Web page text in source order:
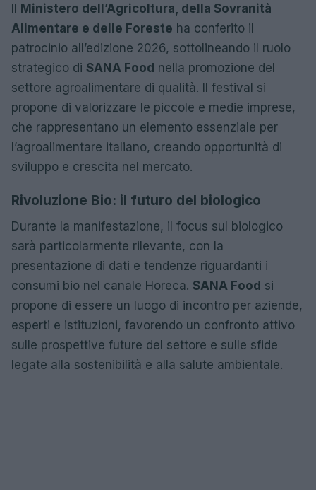
Il Ministero dell’Agricoltura, della Sovranità
Alimentare e delle Foreste ha conferito il
patrocinio all’edizione 2026, sottolineando il ruolo
strategico di SANA Food nella promozione del
settore agroalimentare di qualità. Il festival si
propone di valorizzare le piccole e medie imprese,
che rappresentano un elemento essenziale per
l’agroalimentare italiano, creando opportunità di
sviluppo e crescita nel mercato.
Rivoluzione Bio: il futuro del biologico
Durante la manifestazione, il focus sul biologico
sarà particolarmente rilevante, con la
presentazione di dati e tendenze riguardanti i
consumi bio nel canale Horeca. SANA Food si
propone di essere un luogo di incontro per aziende,
esperti e istituzioni, favorendo un confronto attivo
sulle prospettive future del settore e sulle sfide
legate alla sostenibilità e alla salute ambientale.